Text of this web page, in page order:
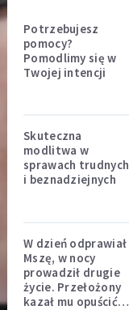
Potrzebujesz
pomocy?
Pomodlimy się w
Twojej intencji
Skuteczna
modlitwa w
sprawach trudnych
i beznadziejnych
W dzień odprawiał
Mszę, w nocy
prowadził drugie
życie. Przełożony
kazał mu opuścić